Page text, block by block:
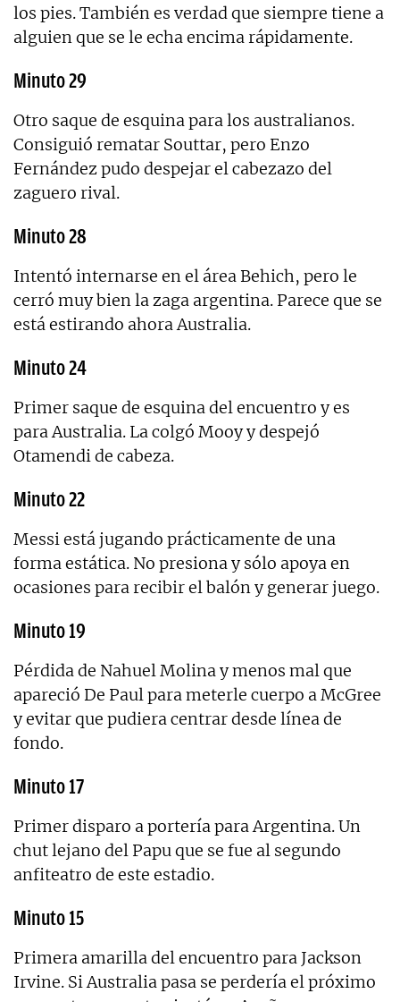
los pies. También es verdad que siempre tiene a
alguien que se le echa encima rápidamente.
Minuto 29
Otro saque de esquina para los australianos.
Consiguió rematar Souttar, pero Enzo
Fernández pudo despejar el cabezazo del
zaguero rival.
Minuto 28
Intentó internarse en el área Behich, pero le
cerró muy bien la zaga argentina. Parece que se
está estirando ahora Australia.
Minuto 24
Primer saque de esquina del encuentro y es
para Australia. La colgó Mooy y despejó
Otamendi de cabeza.
Minuto 22
Messi está jugando prácticamente de una
forma estática. No presiona y sólo apoya en
ocasiones para recibir el balón y generar juego.
Minuto 19
Pérdida de Nahuel Molina y menos mal que
apareció De Paul para meterle cuerpo a McGree
y evitar que pudiera centrar desde línea de
fondo.
Minuto 17
Primer disparo a portería para Argentina. Un
chut lejano del Papu que se fue al segundo
anfiteatro de este estadio.
Minuto 15
Primera amarilla del encuentro para Jackson
Irvine. Si Australia pasa se perdería el próximo